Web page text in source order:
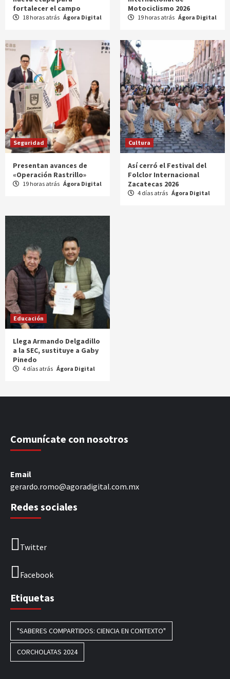
fortalecer el campo
18 horas atrás Ágora Digital
Motociclismo 2026
19 horas atrás Ágora Digital
Seguridad
Presentan avances de
«Operación Rastrillo»
19 horas atrás Ágora Digital
Cultura
Así cerró el Festival del
Folclor Internacional
Zacatecas 2026
4 días atrás Ágora Digital
Educación
Llega Armando Delgadillo
a la SEC, sustituye a Gaby
Pinedo
4 días atrás Ágora Digital
Comunícate con nosotros
Email
gerardo.romo@agoradigital.com.mx
Redes sociales
Twitter
Facebook
Etiquetas
"SABERES COMPARTIDOS: CIENCIA EN CONTEXTO"
CORCHOLATAS 2024